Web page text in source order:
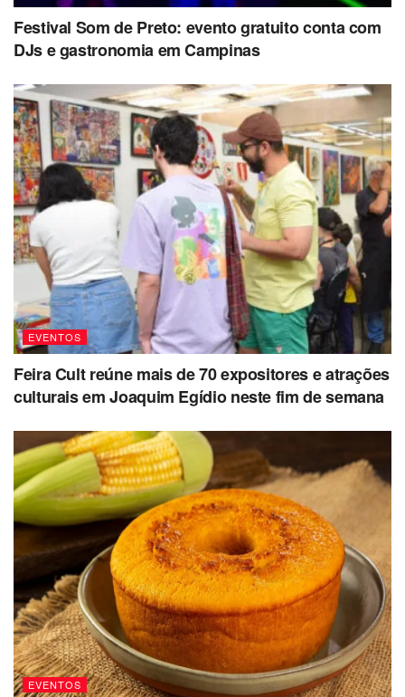
Festival Som de Preto: evento gratuito conta com
DJs e gastronomia em Campinas
EVENTOS
Feira Cult reúne mais de 70 expositores e atrações
culturais em Joaquim Egídio neste fim de semana
EVENTOS